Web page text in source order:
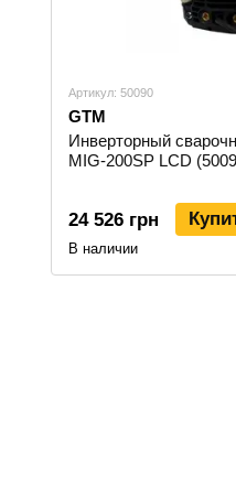
Артикул: 50090
GTM
Инверторный
MIG-200SP LCD
24 526 грн
В наличии